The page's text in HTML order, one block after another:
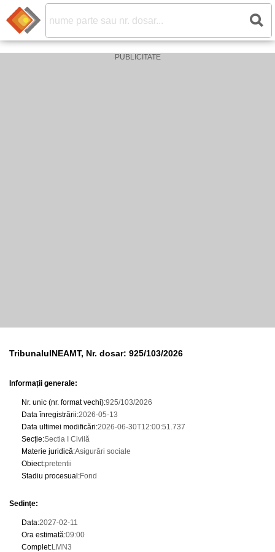
TribunalulNEAMT, Nr. dosar: 925/103/2026
Informații generale:
Nr. unic (nr. format vechi):925/103/2026
Data înregistrării:2026-05-13
Data ultimei modificări:2026-06-30T12:00:51.737
Secție:Sectia I Civilă
Materie juridică:Asigurări sociale
Obiect:pretentii
Stadiu procesual :Fond
Sedințe:
Data:2027-02-11
Ora estimată:09:00
Complet:LMN3